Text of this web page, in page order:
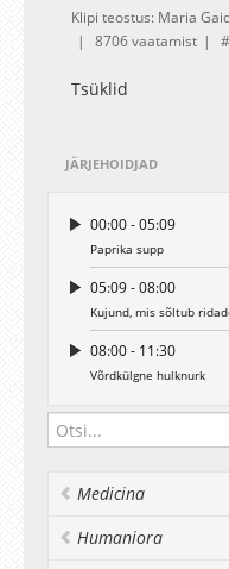
Klipi teostus: Maria
8706 vaatamist
Tsüklid
JÄRJEHOIDJAD
00:00 - 05:09
Paprika supp
05:09 - 08:00
Kujund, mis sõltub
08:00 - 11:30
Võrdkülgne hulknurk
Medicina
Humaniora